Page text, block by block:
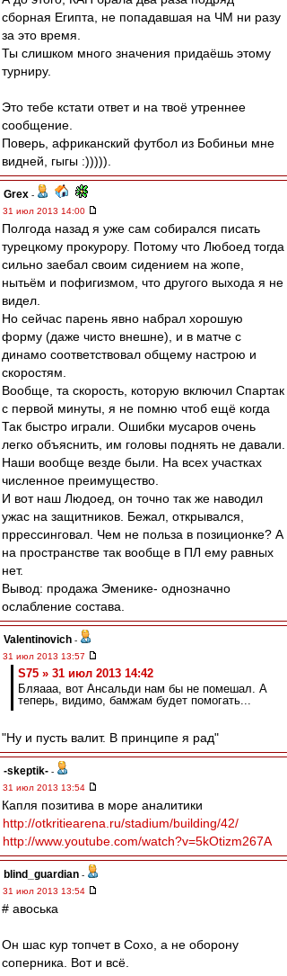
сборная Египта, не попадавшая на ЧМ ни разу
за это время.
Ты слишком много значения придаёшь этому
турниру.
Это тебе кстати ответ и на твоё утреннее
сообщение.
Поверь, африканский футбол из Бобиньи мне
видней, гыгы :))))).
Grex -
31 июл 2013 14:00
Полгода назад я уже сам собирался писать
турецкому прокурору. Потому что Любоед тогда
сильно заебал своим сидением на жопе,
нытьём и пофигизмом, что другого выхода я не
видел.
Но сейчас парень явно набрал хорошую
форму (даже чисто внешне), и в матче с
динамо соответствовал общему настрою и
скоростям.
Вообще, та скорость, которую включил Спартак
с первой минуты, я не помню чтоб ещё когда
Так быстро играли. Ошибки мусаров очень
легко объяснить, им головы поднять не давали.
Наши вообще везде были. На всех участках
численное преимущество.
И вот наш Людоед, он точно так же наводил
ужас на защитников. Бежал, открывался,
пррессинговал. Чем не польза в позиционке? А
на пространстве так вообще в ПЛ ему равных
нет.
Вывод: продажа Эменике- однозначно
ослабление состава.
Valentinovich -
31 июл 2013 13:57
S75 » 31 июл 2013 14:42
Бляааа, вот Ансальди нам бы не помешал. А
теперь, видимо, бамжам будет помогать...
"Ну и пусть валит. В принципе я рад"
-skeptik- -
31 июл 2013 13:54
Капля позитива в море аналитики
http://otkritiearena.ru/stadium/building/42/
http://www.youtube.com/watch?v=5kOtizm267A
blind_guardian -
31 июл 2013 13:54
# авоська
Он шас кур топчет в Сохо, а не оборону
соперника. Вот и всё.